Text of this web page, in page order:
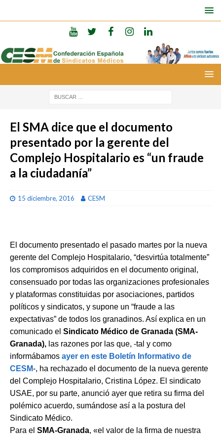
El SMA dice que el documento
presentado por la gerente del
Complejo Hospitalario es “un fraude
a la ciudadanía”
15 diciembre, 2016 CESM
El documento presentado el pasado martes por la nueva
gerente del Complejo Hospitalario, “desvirtúa totalmente”
los compromisos adquiridos en el documento original,
consensuado por todas las organizaciones profesionales
y plataformas constituidas por asociaciones, partidos
políticos y sindicatos, y supone un “fraude a las
expectativas” de todos los granadinos. Así explica en un
comunicado el Sindicato Médico de Granada (SMA-
Granada), las razones por las que, -tal y como
informábamos ayer en este Boletín Informativo de
CESM-, ha rechazado el documento de la nueva gerente
del Complejo Hospitalario, Cristina López. El sindicato
USAE, por su parte, anunció ayer que retira su firma del
polémico acuerdo, sumándose así a la postura del
Sindicato Médico.
Para el SMA-Granada, «el valor de la firma de nuestra